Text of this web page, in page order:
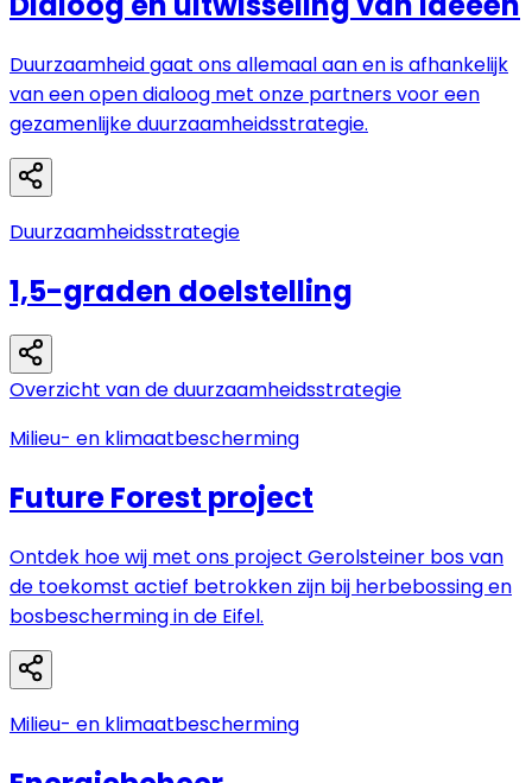
Duurzaamheid gaat ons allemaal aan en is afhankelijk
van een open dialoog met onze partners voor een
gezamenlijke duurzaamheidsstrategie.
Duurzaamheidsstrategie
1,5-graden doelstelling
Overzicht van de duurzaamheidsstrategie
Milieu- en klimaatbescherming
Future Forest project
Ontdek hoe wij met ons project Gerolsteiner bos van
de toekomst actief betrokken zijn bij herbebossing en
bosbescherming in de Eifel.
Milieu- en klimaatbescherming